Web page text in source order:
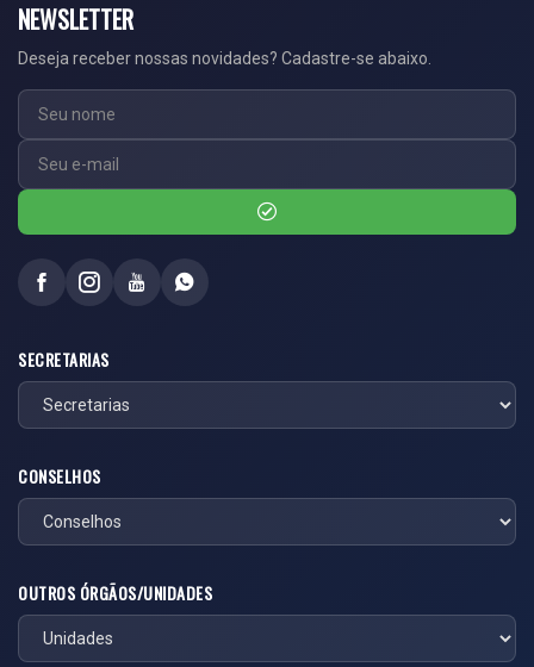
NEWSLETTER
Deseja receber nossas novidades? Cadastre-se abaixo.
SECRETARIAS
CONSELHOS
OUTROS ÓRGÃOS/UNIDADES